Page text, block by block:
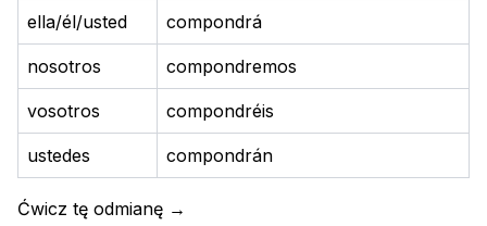
ella/él/usted compondrá
nosotros compondremos
vosotros compondréis
ustedes compondrán
Ćwicz tę odmianę →